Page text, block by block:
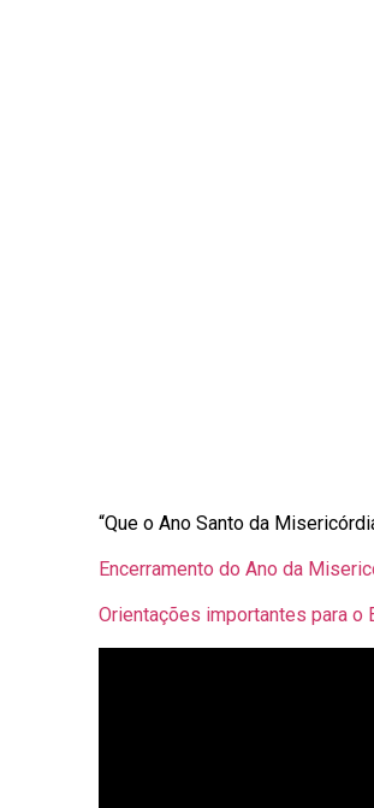
“Que o Ano Santo da
Encerramento do Ano da
Orientações importantes para o